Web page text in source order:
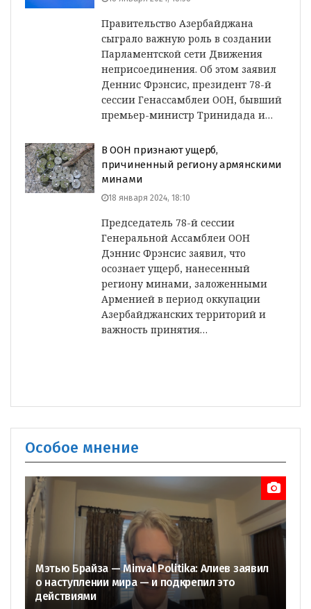
Правительство Азербайджана
сыграло важную роль в создании
Парламентской сети Движения
неприсоединения. Об этом заявил
Деннис Фрэнсис, президент 78-й
сессии Генассамблеи ООН, бывший
премьер-министр Тринидада и…
В ООН признают ущерб,
причиненный региону армянскими
минами
18 января 2024, 18:10
Председатель 78-й сессии
Генеральной Ассамблеи ООН
Дэннис Фрэнсис заявил, что
осознает ущерб, нанесенный
региону минами, заложенными
Арменией в период оккупации
Азербайджанских территорий и
важность принятия…
Особое мнение
Мэтью Брайза — Minval Politika: Алиев заявил
о наступлении мира — и подкрепил это
действиями